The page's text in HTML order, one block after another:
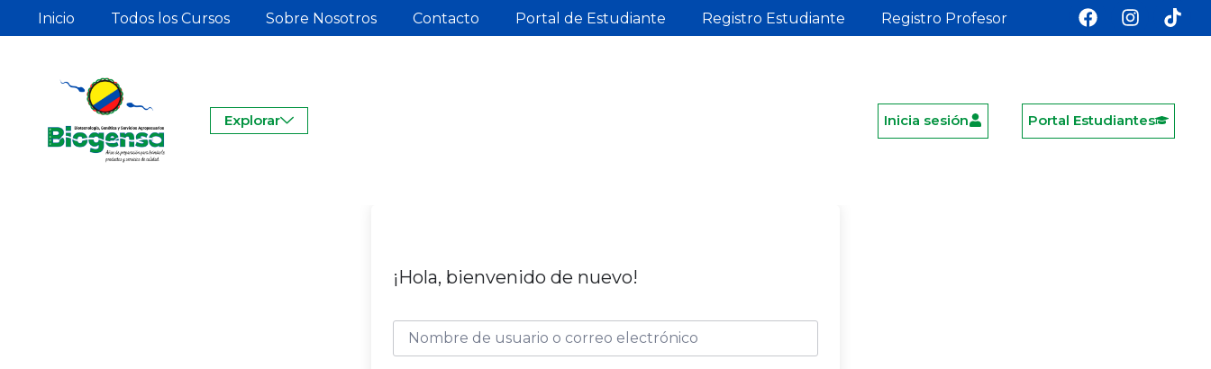
Inicio Todos los Cursos Sobre Nosotros Contacto Portal de Estudiante Registro Estudiante Registro Profesor
Explorar Inicia sesión Portal Estudiantes
¡Hola, bienvenido de nuevo!